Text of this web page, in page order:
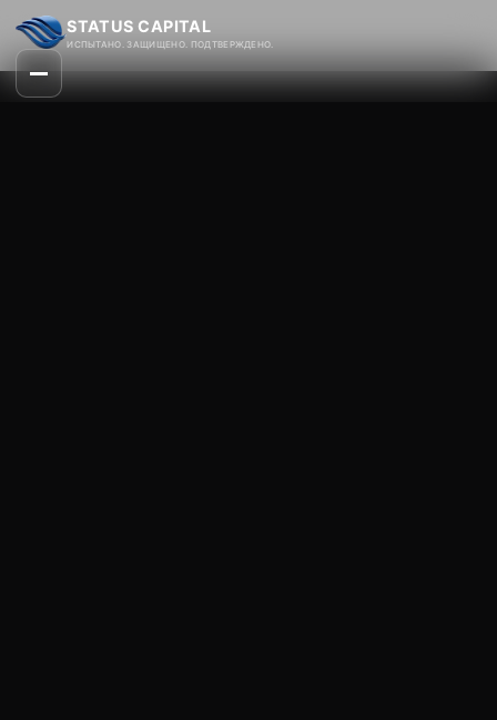
STATUS CAPITAL
ИСПЫТАНО. ЗАЩИЩЕНО. ПОДТВЕРЖДЕНО.